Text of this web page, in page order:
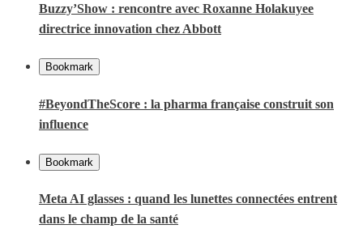
Buzzy’Show : rencontre avec Roxanne Holakuyee
directrice innovation chez Abbott
Bookmark
#BeyondTheScore : la pharma française construit son
influence
Bookmark
Meta AI glasses : quand les lunettes connectées entrent
dans le champ de la santé